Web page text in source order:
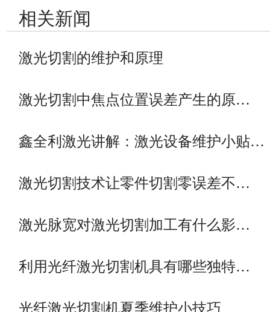
相关新闻
激光切割的维护和原理
激光切割中焦点位置误差产生的原…
鑫全利激光讲解：激光设备维护小贴…
激光切割技术让零件切割零误差不…
激光脉宽对激光切割加工有什么影…
利用光纤激光切割机具有哪些独特…
光纤激光切割机夏季维护小技巧